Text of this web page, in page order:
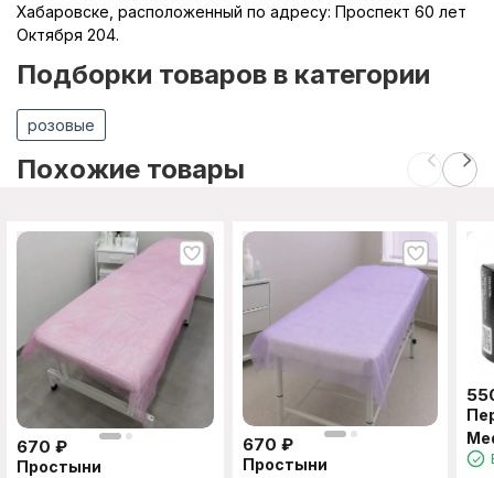
Хабаровске, расположенный по адресу: Проспект 60 лет
Октября 204.
Подборки товаров в категории
розовые
Похожие товары
670 ₽
Простыни
670 ₽
Простыни
XL